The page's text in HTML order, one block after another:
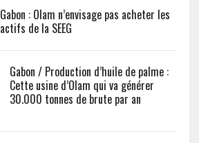
Gabon : Olam n’envisage pas acheter les
actifs de la SEEG
Gabon / Production d’huile de palme :
Cette usine d’Olam qui va générer
30.000 tonnes de brute par an